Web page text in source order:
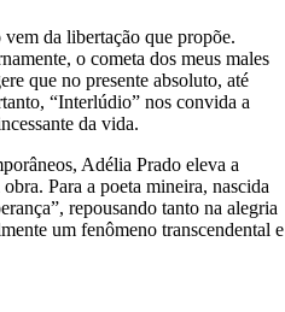
da libertação que propõe.
o cometa dos meus males
que no presente absoluto, até
“Interlúdio” nos convida a
da vida.
Adélia Prado eleva a
Para a poeta mineira, nascida
repousando tanto na alegria
um fenômeno transcendental e